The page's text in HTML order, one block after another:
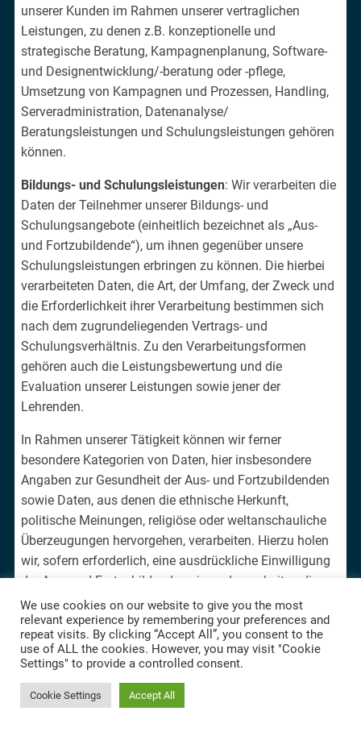
unserer Kunden im Rahmen unserer vertraglichen
Leistungen, zu denen z.B. konzeptionelle und
strategische Beratung, Kampagnenplanung, Software-
und Designentwicklung/-beratung oder -pflege,
Umsetzung von Kampagnen und Prozessen, Handling,
Serveradministration, Datenanalyse/
Beratungsleistungen und Schulungsleistungen gehören
können.
Bildungs- und Schulungsleistungen: Wir verarbeiten die
Daten der Teilnehmer unserer Bildungs- und
Schulungsangebote (einheitlich bezeichnet als „Aus-
und Fortzubildende“), um ihnen gegenüber unsere
Schulungsleistungen erbringen zu können. Die hierbei
verarbeiteten Daten, die Art, der Umfang, der Zweck und
die Erforderlichkeit ihrer Verarbeitung bestimmen sich
nach dem zugrundeliegenden Vertrags- und
Schulungsverhältnis. Zu den Verarbeitungsformen
gehören auch die Leistungsbewertung und die
Evaluation unserer Leistungen sowie jener der
Lehrenden.
In Rahmen unserer Tätigkeit können wir ferner
besondere Kategorien von Daten, hier insbesondere
Angaben zur Gesundheit der Aus- und Fortzubildenden
sowie Daten, aus denen die ethnische Herkunft,
politische Meinungen, religiöse oder weltanschauliche
Überzeugungen hervorgehen, verarbeiten. Hierzu holen
wir, sofern erforderlich, eine ausdrückliche Einwilligung
der Aus- und Fortzubildenden ein und verarbeiten die
besonderen Kategorien von Daten ansonsten nur, wenn
es zur Erbringung der Schulungsleistungen, zu Zwecken
der Gesundheitsvorsorge, des Sozialschutzes oder des
Schutzes lebensnotwendiger Interessen der Aus- und
Fortzubildenden erforderlich ist.
We use cookies on our website to give you the most
relevant experience by remembering your preferences and
repeat visits. By clicking “Accept All”, you consent to the
use of ALL the cookies. However, you may visit "Cookie
Settings" to provide a controlled consent.
Cookie Settings Accept All